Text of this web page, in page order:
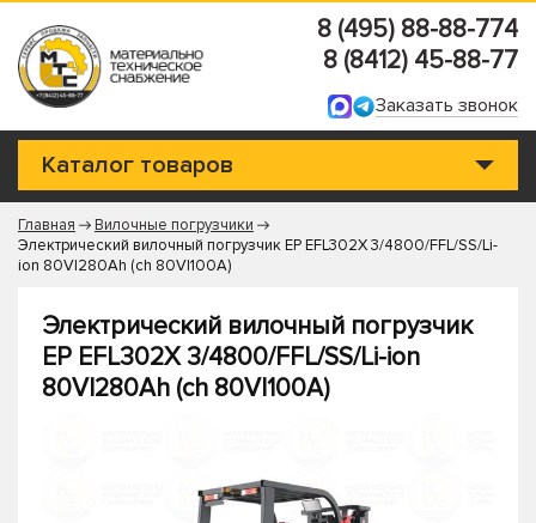
8 (495) 88-88-774
8 (8412) 45-88-77
Заказать звонок
Каталог товаров
Главная
Вилочные погрузчики
Электрический вилочный погрузчик EP EFL302X 3/4800/FFL/SS/Li-
ion 80V|280Ah (ch 80V|100A)
Электрический вилочный погрузчик
EP EFL302X 3/4800/FFL/SS/Li-ion
80V|280Ah (ch 80V|100A)